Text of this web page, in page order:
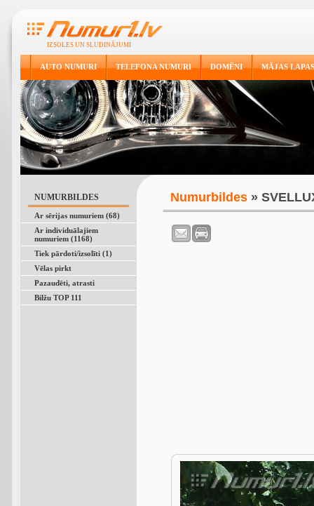
IZSOLES UN SLUDINĀJUMI
AUTO NUMURI TELEFONA NUMURI DOMĒNI MĀJAS LAPAS
NUMURBILDES
Ar sērijas numuriem (68)
Ar individuālajiem
numuriem (1168)
Tiek pārdoti/izsolīti (1)
Vēlas pirkt
Pazaudēti, atrasti
Bilžu TOP 111
Numurbildes»